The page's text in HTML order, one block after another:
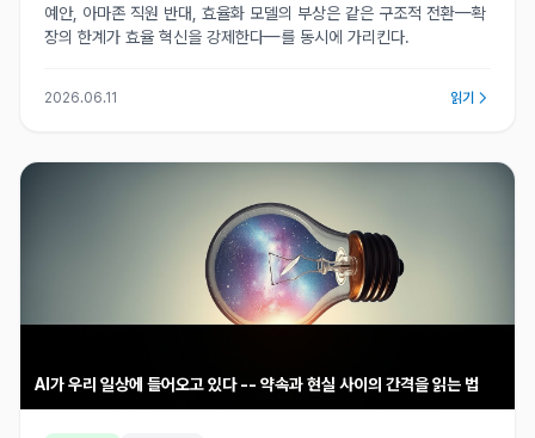
예안, 아마존 직원 반대, 효율화 모델의 부상은 같은 구조적 전환—확
장의 한계가 효율 혁신을 강제한다—를 동시에 가리킨다.
2026.06.11 읽기
AI가 우리 일상에 들어오고 있다 -- 약속과 현실 사이의 간격을 읽는 법